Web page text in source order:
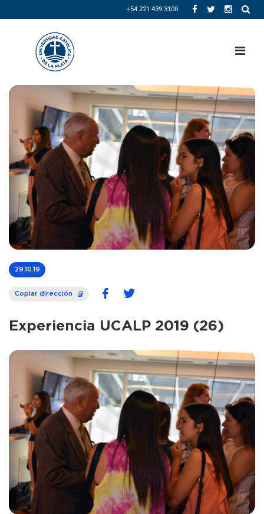
+54 221 439 3100
29.10.19
Copiar dirección
Experiencia UCALP 2019 (26)